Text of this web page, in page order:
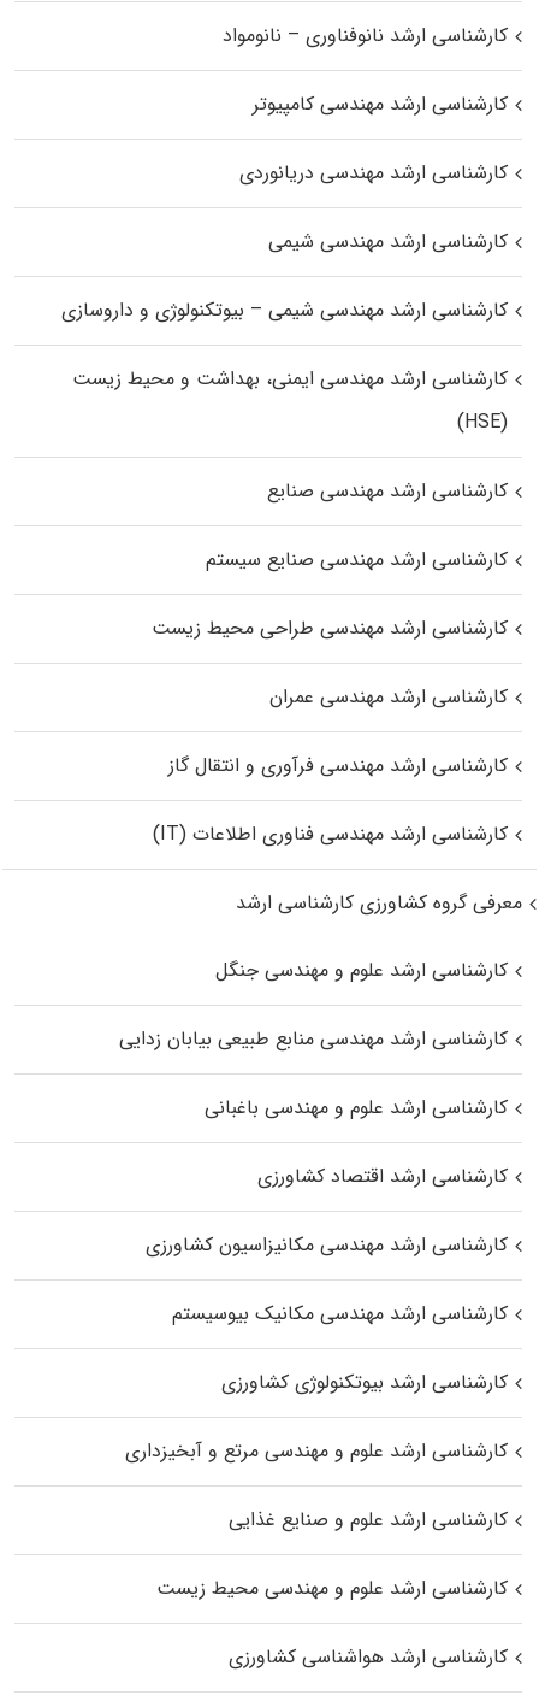
کارشناسی ارشد نانوفناوری – نانومواد
کارشناسی ارشد مهندسی کامپیوتر
کارشناسی ارشد مهندسی دریانوردی
کارشناسی ارشد مهندسی شیمی
کارشناسی ارشد مهندسی شیمی – بیوتکنولوژی و داروسازی
کارشناسی ارشد مهندسی ایمنی، بهداشت و محیط زیست
(HSE)
کارشناسی ارشد مهندسی صنایع
کارشناسی ارشد مهندسی صنایع سیستم
کارشناسی ارشد مهندسی طراحی محیط زیست
کارشناسی ارشد مهندسی عمران
کارشناسی ارشد مهندسی فرآوری و انتقال گاز
کارشناسی ارشد مهندسی فناوری اطلاعات (IT)
معرفی گروه کشاورزی کارشناسی ارشد
کارشناسی ارشد علوم و مهندسی جنگل
کارشناسی ارشد مهندسی منابع طبیعی بیابان زدایی
کارشناسی ارشد علوم و مهندسی باغبانی
کارشناسی ارشد اقتصاد کشاورزی
کارشناسی ارشد مهندسی مکانیزاسیون کشاورزی
کارشناسی ارشد مهندسی مکانیک بیوسیستم
کارشناسی ارشد بیوتکنولوژی کشاورزی
کارشناسی ارشد علوم و مهندسی مرتع و آبخیزداری
کارشناسی ارشد علوم و صنایع غذایی
کارشناسی ارشد علوم و مهندسی محیط زیست
کارشناسی ارشد هواشناسی کشاورزی